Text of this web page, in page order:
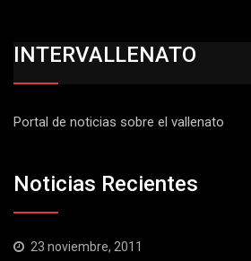
INTERVALLENATO
Portal de noticias sobre el vallenato
Noticias Recientes
23 noviembre, 2011